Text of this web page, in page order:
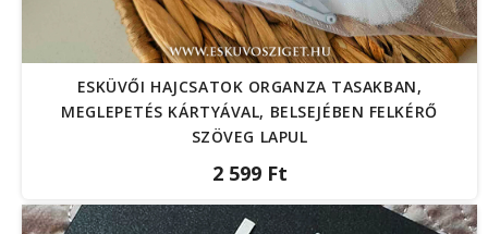
ESKÜVŐI HAJCSATOK ORGANZA TASAKBAN,
MEGLEPETÉS KÁRTYÁVAL, BELSEJÉBEN FELKÉRŐ
SZÖVEG LAPUL
2 599 Ft